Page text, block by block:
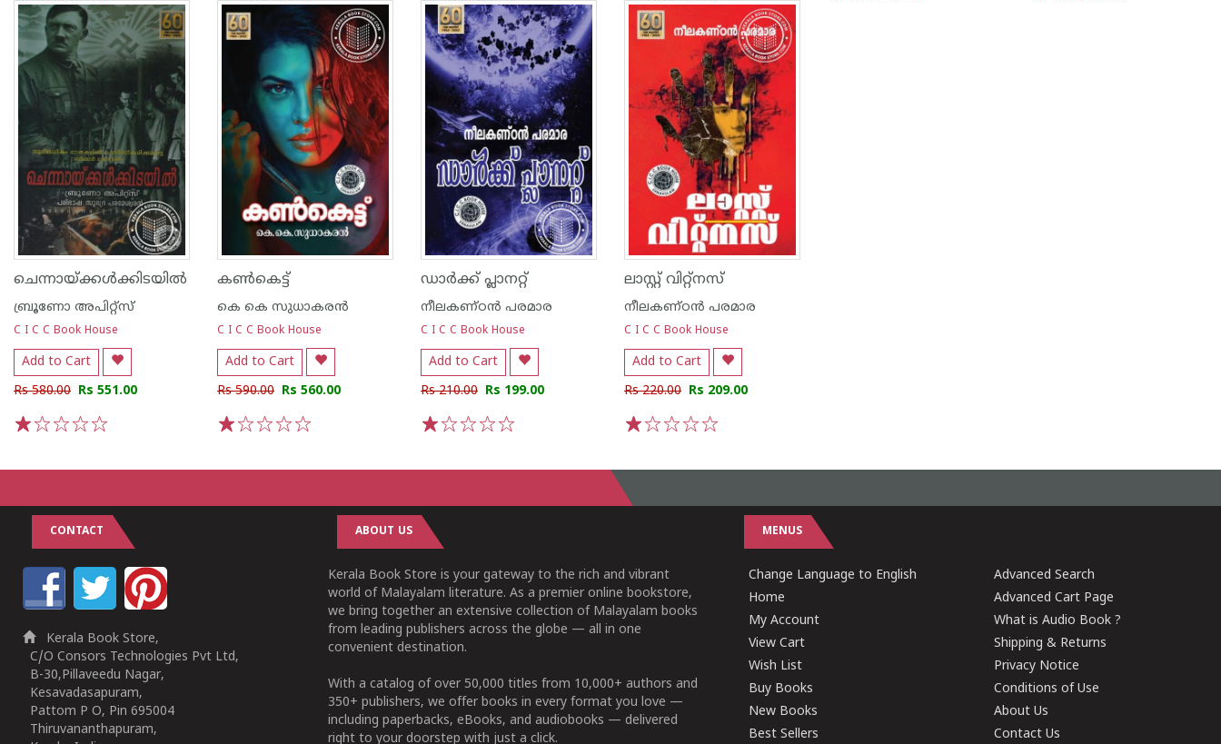
5
4
3
2
1 5
4
3
2
1 5
4
3
2
1 5
4
3
2
1
ചെന്നായ്ക്കള്‍ക്കിടയില്‍
ബ്രൂണോ അപിറ്റ്സ്
C I C C Book House
Add to Cart
Rs 580.00 Rs 551.00
കണ്‍കെട്ട്
കെ കെ സുധാകര‌ന്‍
C I C C Book House
Add to Cart
Rs 590.00 Rs 560.00
ഡാര്‍ക്ക് പ്ലാനറ്റ്
നീലകണ്ഠന്‍ പരമാര
C I C C Book House
Add to Cart
Rs 210.00 Rs 199.00
ലാസ്റ്റ് വിറ്റ്നസ്
നീലകണ്ഠന്‍ പരമാര
C I C C Book House
Add to Cart
Rs 220.00 Rs 209.00
CONTACT
Kerala Book Store,
C/O Consors Technologies Pvt Ltd,
B-30,Pillaveedu Nagar,
Kesavadasapuram,
Pattom P O, Pin 695004
Thiruvananthapuram,
ABOUT US
Kerala Book Store is your gateway to the rich and vibrant
world of Malayalam literature. As a premier online bookstore,
we bring together an extensive collection of Malayalam books
from leading publishers across the globe — all in one
convenient destination.
With a catalog of over 50,000 titles from 10,000+ authors and
350+ publishers, we offer books in every format you love —
including paperbacks, eBooks, and audiobooks — delivered
right to your doorstep with just a click.
MENUS
Change Language to English
Home
My Account
View Cart
Wish List
Buy Books
New Books
Best Sellers
Advanced Search
Advanced Cart Page
What is Audio Book ?
Shipping & Returns
Privacy Notice
Conditions of Use
About Us
Contact Us